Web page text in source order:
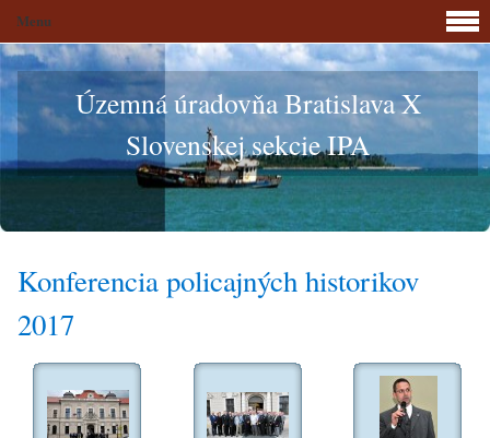
Územná úradovňa Bratislava X
Slovenskej sekcie IPA
Konferencia policajných historikov
2017
Menu